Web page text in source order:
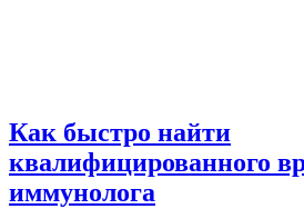
Как быстро найти
квалифицированного
иммунолога